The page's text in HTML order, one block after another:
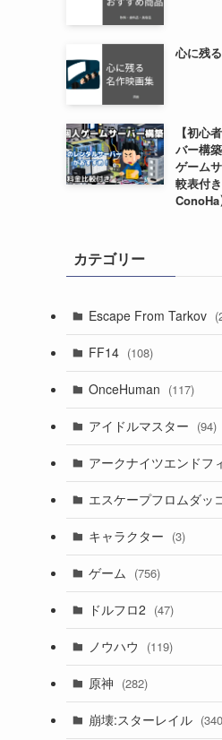
心に残
【初心
バー構
ゲーム
較表付
ConoHa
カテゴリー
Escape From Tarkov
(16)
(11)
(2)
(11)
(13)
(8)
FF14 (108)
OnceHuman (117)
(20)
(1)
(3)
アイドルマスター (94)
(71)
(17)
(4)
アークナイツエンドフ
(14)
(1)
エスケープフロムダッ
(62)
キャラクター (3)
ゲーム (756)
(4)
(11)
ドルフロ2 (47)
(3)
(1)
(42)
ノウハウ (119)
(14)
(4)
原神 (282)
崩壊:スターレイル